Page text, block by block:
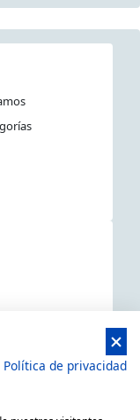
Política de privacidad